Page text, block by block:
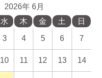
2026年 6月
水 木 金 土 日
3 4 5 6 7
10 11 12 13 14